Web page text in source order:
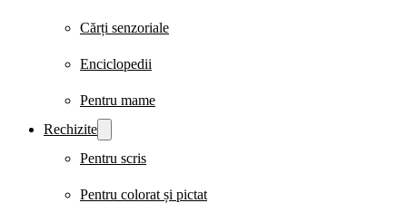
Cărți senzoriale
Enciclopedii
Pentru mame
Rechizite
Pentru scris
Pentru colorat și pictat